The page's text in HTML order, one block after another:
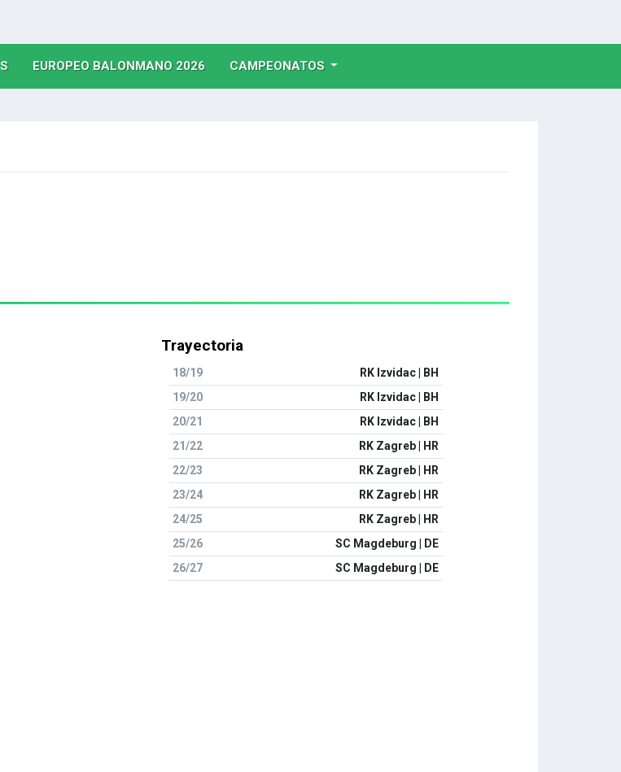
(CURRENT)
EUROPEO BALONMANO 2026(CURRENT)
CAMPEONATOS
Trayectoria
18/19
RK Izvidac | BH
19/20
RK Izvidac | BH
20/21
RK Izvidac | BH
21/22
RK Zagreb | HR
22/23
RK Zagreb | HR
23/24
RK Zagreb | HR
24/25
RK Zagreb | HR
25/26
SC Magdeburg | DE
26/27
SC Magdeburg | DE